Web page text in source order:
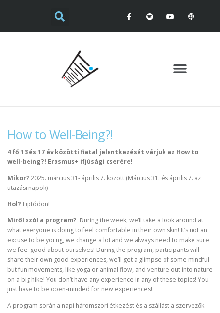
How to Well-Being?!
4 fő 13 és 17 év közötti fiatal jelentkezését várjuk az How to
well-being?! Erasmus+ ifjúsági cserére!
Mikor? 2025. március 31- április 7. között (Március 31. és április 7. az
utazási napok)
Hol? Liptódon!
Miről szól a program? During the week, we’ll take a look around at
what everyone is doing to feel comfortable in their own skin! It’s not an
excuse to be young, we change a lot and we always need to make sure
we feel good about ourselves! During the program, participants will
share their own good experiences, we’ll get a glimpse of some mindful
but fun movements, like yoga or animal flow, and venture out into nature
on a big hike! You don’t have any experience in any of these topics! You
just have to be open-minded for new experiences!
A program során a napi háromszori étkezést és a szállást a szervezők